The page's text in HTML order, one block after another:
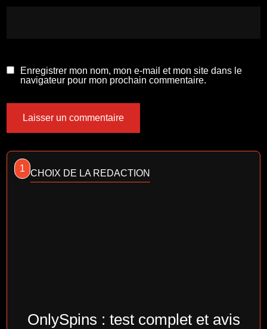
Enregistrer mon nom, mon e-mail et mon site dans le
navigateur pour mon prochain commentaire.
1 CHOIX DE LA REDACTION
OnlySpins : test complet et avis